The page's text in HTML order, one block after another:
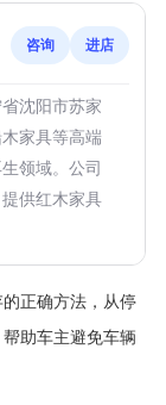
咨询 进店
沈阳市苏家
家具等高端
领域。公司
供红木家具
正确方法，从停
助车主避免车辆